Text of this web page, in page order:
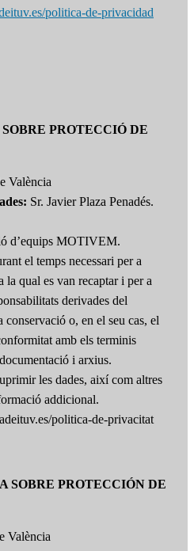
politica-de-privacidad
PROTECCIÓ DE
València
Sr. Javier Plaza Penadés.
d’equips MOTIVEM.
el temps necessari per a
qual es van recaptar i per a
derivades del
o, en el seu cas, el
amb els terminis
i arxius.
les dades, així com altres
addicional.
politica-de-privacitat
SOBRE PROTECCIÓN DE
València